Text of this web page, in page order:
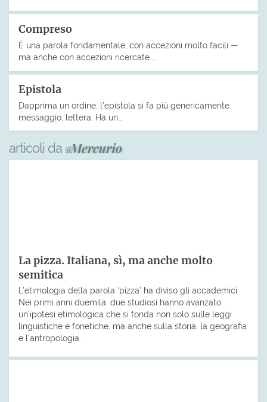
Compreso
È una parola fondamentale, con accezioni molto facili —
ma anche con accezioni ricercate.…
Epistola
Dapprima un ordine, l’epistola si fa più genericamente
messaggio, lettera. Ha un…
articoli da
La pizza. Italiana, sì, ma anche molto
semitica
L’etimologia della parola ‘pizza’ ha diviso gli accademici.
Nei primi anni duemila, due studiosi hanno avanzato
un’ipotesi etimologica che si fonda non solo sulle leggi
linguistiche e fonetiche, ma anche sulla storia, la geografia
e l’antropologia.